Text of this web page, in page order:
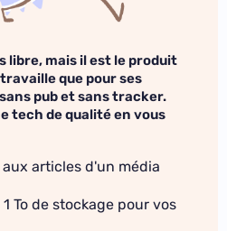
libre, mais il est le produit
que pour ses
pub et sans tracker.
tech de qualité en vous
articles d'un média
To de stockage pour vos